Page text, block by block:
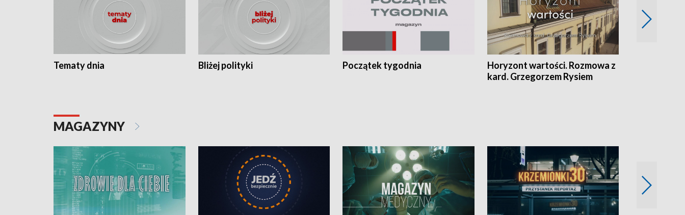
Tematy dnia Bliżej polityki Początek tygodnia
Horyzont wartości. Rozmowa z
kard. Grzegorzem Rysiem
MAGAZYNY